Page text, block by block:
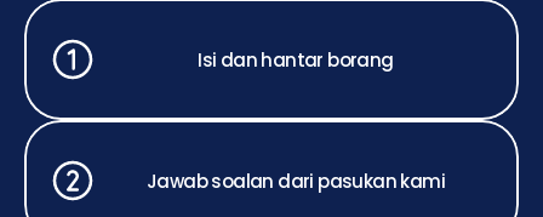
Isi dan hantar borang
Jawab soalan dari pasukan kami